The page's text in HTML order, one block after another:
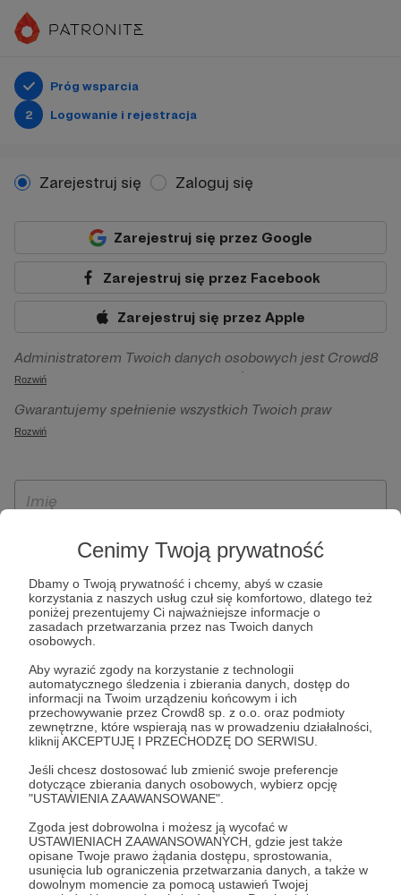
Cenimy Twoją prywatność
Dbamy o Twoją prywatność i chcemy, abyś w czasie
korzystania z naszych usług czuł się komfortowo, dlatego też
poniżej prezentujemy Ci najważniejsze informacje o
zasadach przetwarzania przez nas Twoich danych
osobowych.
Aby wyrazić zgody na korzystanie z technologii
automatycznego śledzenia i zbierania danych, dostęp do
informacji na Twoim urządzeniu końcowym i ich
przechowywanie przez Crowd8 sp. z o.o. oraz podmioty
zewnętrzne, które wspierają nas w prowadzeniu działalności,
kliknij AKCEPTUJĘ I PRZECHODZĘ DO SERWISU.
Jeśli chcesz dostosować lub zmienić swoje preferencje
dotyczące zbierania danych osobowych, wybierz opcję
"USTAWIENIA ZAAWANSOWANE".
Zgoda jest dobrowolna i możesz ją wycofać w
USTAWIENIACH ZAAWANSOWANYCH, gdzie jest także
opisane Twoje prawo żądania dostępu, sprostowania,
usunięcia lub ograniczenia przetwarzania danych, a także w
dowolnym momencie za pomocą ustawień Twojej
Próg wsparcia
2
Logowanie i rejestracja
Zarejestruj się Zaloguj się
Zarejestruj się przez Google
Zarejestruj się przez Facebook
Zarejestruj się przez Apple
Administratorem Twoich danych osobowych jest Crowd8
sp. z o.o. z siedziba w Warszawie, ul. Żwirki i Wigury 16, 02-
092 Warszawa. Twoje dane osobowe będą przetwarzane w
szczególności w celu wykonania umowy zawartej z Tobą, w
Patronite.pl, w tym możliwości dokonywania oraz
otrzymywania wsparcia na naszej platformie oraz
Rozwiń
Gwarantujemy spełnienie wszystkich Twoich praw
wynikających z ogólnego rozporządzenia o ochronie
ich przenoszenia, niepodlegania zautomatyzowanemu
wyrażenia sprzeciwu wobec przetwarzania Twoich danych
osobowych. Rejestracja dla osób niepełnoletnich możliwa
jest po przekazaniu podpisanego formularza "Zgodna na
założenie konta przez osobę niepełnoletnią", formularz
dostępny jest na stronie regulaminu Patronite.pl.
Rozwiń
* Zapoznałem się i akceptujęRegulaminserwisu oraz
Prywatności.
* Wyrażam zgodę na przetwarzanie moich danych
osobowych podanych w formularzu rejestracyjnym w celu
prawidłowego świadczenia usług serwisu Patronite.